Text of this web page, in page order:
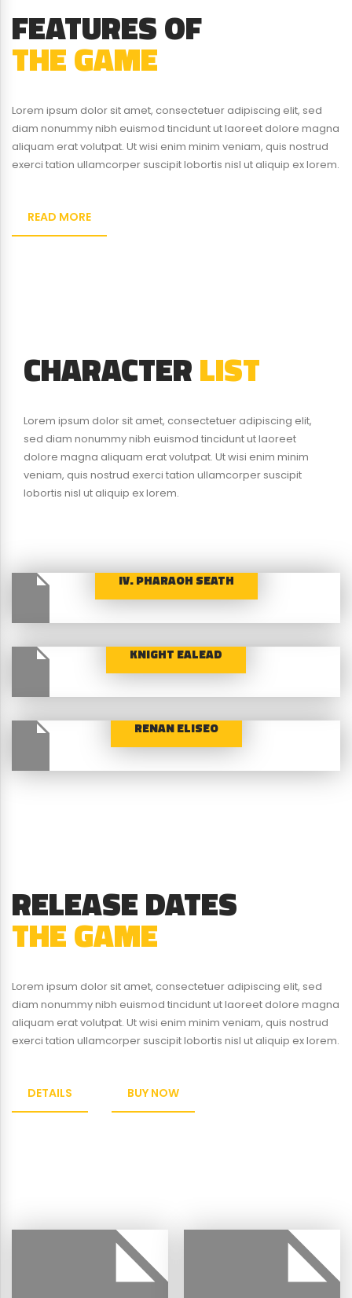
FEATURES OF
THE GAME
Lorem ipsum dolor sit amet, consectetuer adipiscing elit, sed
diam nonummy nibh euismod tincidunt ut laoreet dolore magna
aliquam erat volutpat. Ut wisi enim minim veniam, quis nostrud
exerci tation ullamcorper suscipit lobortis nisl ut aliquip ex lorem.
READ MORE
CHARACTERLIST
Lorem ipsum dolor sit amet, consectetuer adipiscing elit,
sed diam nonummy nibh euismod tincidunt ut laoreet
dolore magna aliquam erat volutpat. Ut wisi enim minim
veniam, quis nostrud exerci tation ullamcorper suscipit
lobortis nisl ut aliquip ex lorem.
IV. PHARAOH SEATH
KNIGHT EALEAD
RENAN ELISEO
RELEASE DATES
THE GAME
Lorem ipsum dolor sit amet, consectetuer adipiscing elit, sed
diam nonummy nibh euismod tincidunt ut laoreet dolore magna
aliquam erat volutpat. Ut wisi enim minim veniam, quis nostrud
exerci tation ullamcorper suscipit lobortis nisl ut aliquip ex lorem.
DETAILS BUY NOW